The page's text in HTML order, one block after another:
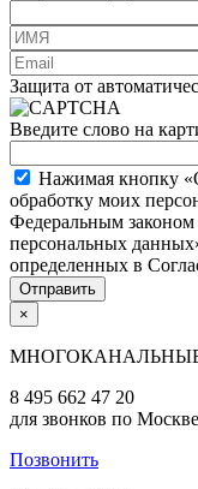
Защита от
Введите слово на
Нажимая кнопку
обработку моих
Федеральным
персональных
определенных в
×
8 495 662 47 20
для звонков по Москве
Позвонить